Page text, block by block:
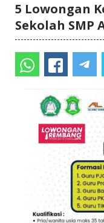
5 Lowongan
Sekolah SMP